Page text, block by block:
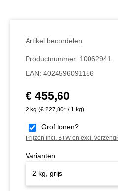
Artikel beoordelen
Productnummer: 10062941
EAN: 4024596091156
Normale prijs:
€ 455,60
2 kg (€ 227,80* / 1 kg)
Grof tonen?
Prijzen incl. BTW en excl.
Varianten